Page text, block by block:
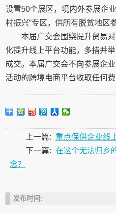
设置50个展区，境内外参展企
村振兴”专区，供所有脱贫地区
本届广交会围绕提升贸易
化提升线上平台功能，多措并
成交。本届广交会不向参展企
活动的跨境电商平台收取任何费
上一篇:
重点保供企业线
下一篇: 在这个无法归乡
念？
发布时间: